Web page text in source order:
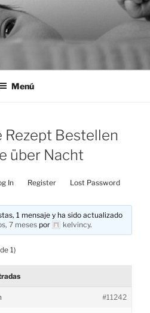
Menú
Rezept Bestellen
über Nacht
In Register
Lost Password
1 mensaje y ha sido actualizado
7 meses por kelvincy.
1)
#11242